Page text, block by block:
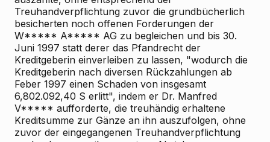
Treuhandverpflichtung zuvor die grundbücherlich
besicherten noch offenen Forderungen der
W***** A***** AG zu begleichen und bis 30.
Juni 1997 statt derer das Pfandrecht der
Kreditgeberin einverleiben zu lassen, "wodurch die
Kreditgeberin nach diversen Rückzahlungen ab
Feber 1997 einen Schaden von insgesamt
6,802.092,40 S erlitt", indem er Dr. Manfred
V***** aufforderte, die treuhändig erhaltene
Kreditsumme zur Gänze an ihn auszufolgen, ohne
zuvor der eingegangenen Treuhandverpflichtung